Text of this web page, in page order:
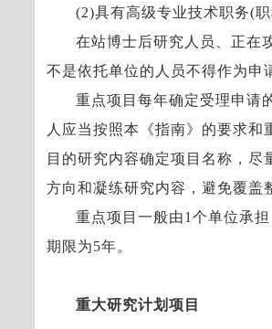
(2)具有高级专业技术职务(职
在站博士后研究人员、正在
不是依托单位的人员不得作为申
重点项目每年确定受理申请
人应当按照本《指南》的要求
目的研究内容确定项目名称，
方向和凝练研究内容，避免覆盖
重点项目一般由1个单位承
期限为5年。
重大研究计划项目